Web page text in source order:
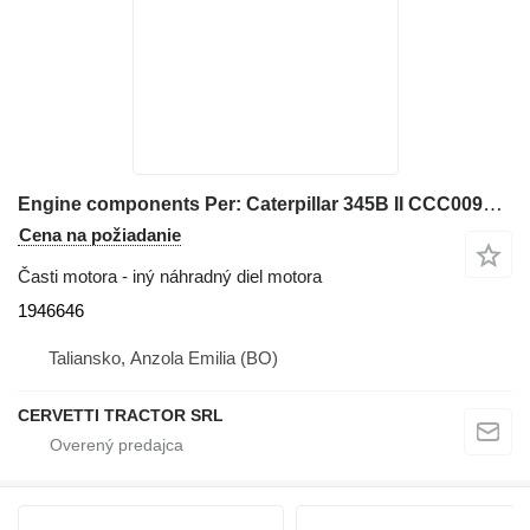
Engine components Per: Caterpillar 345B II CCC00940 M 1946646 na rýpadla Caterpillar 345B II
Cena na požiadanie
Časti motora - iný náhradný diel motora
1946646
Taliansko, Anzola Emilia (BO)
CERVETTI TRACTOR SRL